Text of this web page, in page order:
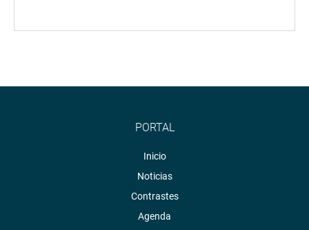
PORTAL
Inicio
Noticias
Contrastes
Agenda